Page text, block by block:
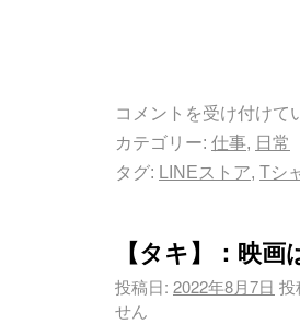
コメントを受け付けて
カテゴリー: 仕事, 日常
タグ: LINEストア, Tシ
【タキ】：映
投稿日: 2022年8月7日 投
せん